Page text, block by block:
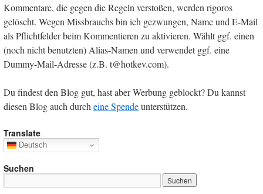
Kommentare, die gegen die Regeln verstoßen, werden rigoros
gelöscht. Wegen Missbrauchs bin ich gezwungen, Name und E-Mail
als Pflichtfelder beim Kommentieren zu aktivieren. Wählt ggf. einen
(noch nicht benutzten) Alias-Namen und verwendet ggf. eine
Dummy-Mail-Adresse (z.B. t@hotkev.com).
Du findest den Blog gut, hast aber Werbung geblockt? Du kannst
diesen Blog auch durch eine Spendeunterstützen.
Translate
Deutsch
Suchen